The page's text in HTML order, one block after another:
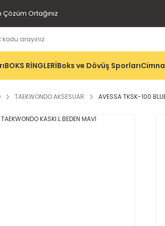
Ortağınız
BOKS RİNGLERİBoks ve Dövüş Sporları
TAEKWONDO AKSESUAR AVESSA TKSK-100